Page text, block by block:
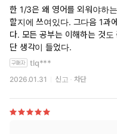
한 1/3은 왜 영어를 외워야하
할지에 쓰여있다. 그다음 1과
다. 모든 공부는 이해하는 것
단 생각이 들었다.
tlq***
2026.01.31 신고 차단